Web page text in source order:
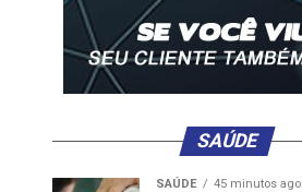
SAÚDE
SAÚDE 45 minutos ago